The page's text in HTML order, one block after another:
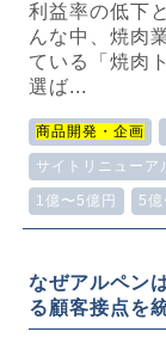
利益率の低下
んな中、焼肉
ている「焼肉
選ば...
商品開発・企画
サイトリニューア
1億〜5億円 5
なぜアルペン
る顧客接点を